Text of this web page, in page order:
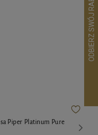
Piper Platinum Pure